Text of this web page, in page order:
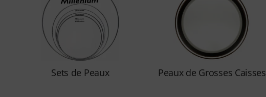
Sets de Peaux Peaux de Grosses Caisses